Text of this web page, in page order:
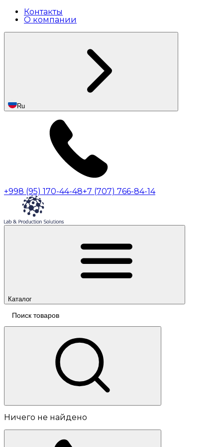
Контакты
О компании
Ru
+998 (95) 170-44-48+7 (707) 766-84-14
Каталог
Ничего не найдено